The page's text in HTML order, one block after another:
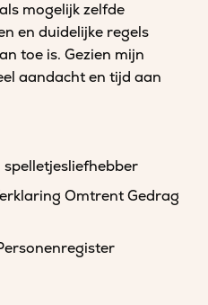
mogelijk zelfde
en duidelijke regels
toe is. Gezien mijn
aandacht en tijd aan
Omtrent Gedrag